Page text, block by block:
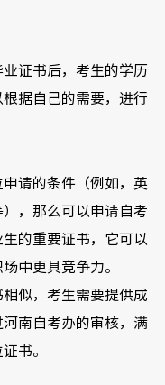
证书后，考生的学历
据自己的需要，进行
请的条件（例如，英
，那么可以申请自考
的重要证书，它可以
中更具竞争力。
似，考生需要提供成
南自考办的审核，满
书。